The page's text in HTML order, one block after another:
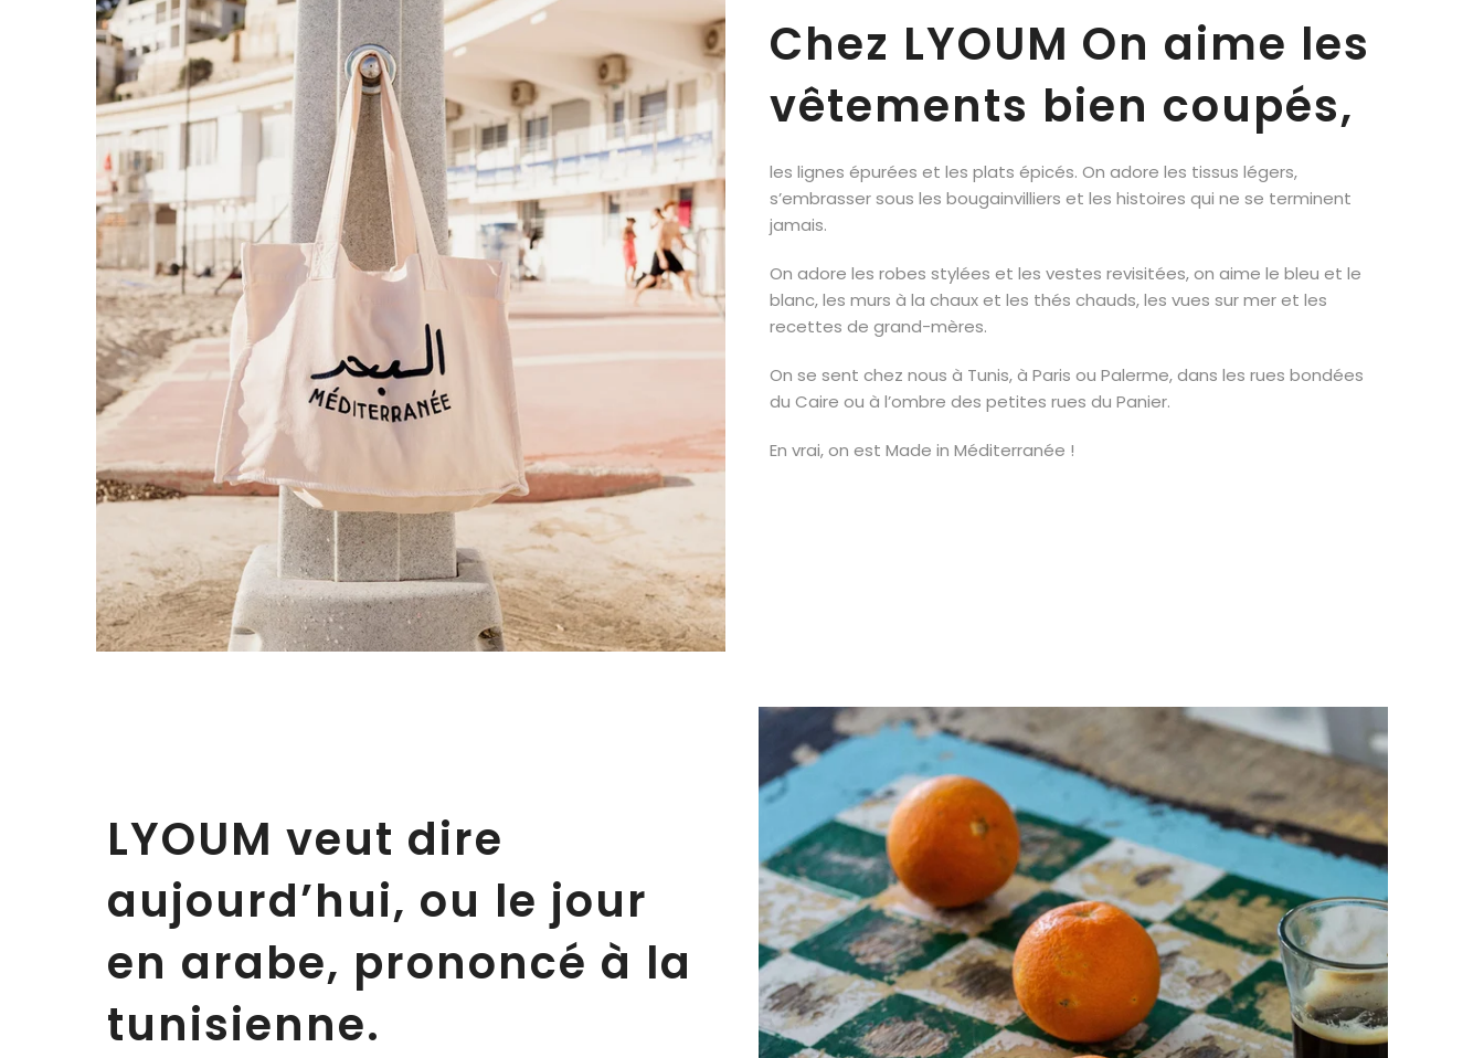
Chez LYOUM On aime les
vêtements bien coupés,
les lignes épurées et les plats épicés. On adore les tissus légers,
s’embrasser sous les bougainvilliers et les histoires qui ne se terminent
jamais.
On adore les robes stylées et les vestes revisitées, on aime le bleu et le
blanc, les murs à la chaux et les thés chauds, les vues sur mer et les
recettes de grand-mères.
On se sent chez nous à Tunis, à Paris ou Palerme, dans les rues bondées
du Caire ou à l’ombre des petites rues du Panier.
En vrai, on est Made in Méditerranée !
LYOUM veut dire
aujourd’hui, ou le jour
en arabe, prononcé à la
tunisienne.